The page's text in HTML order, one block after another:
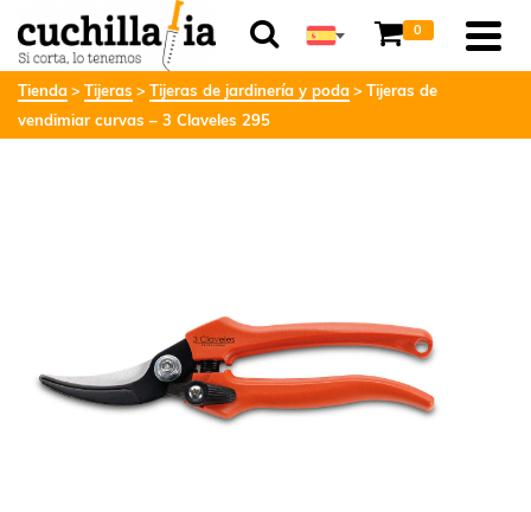
0
Tienda Tijeras Tijeras de jardinería y poda
Tijeras de
vendimiar curvas – 3 Claveles 295